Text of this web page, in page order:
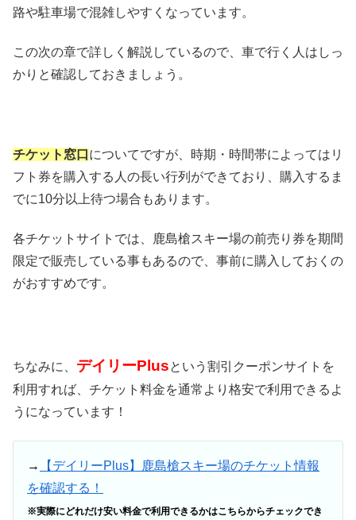
路や駐車場で混雑しやすくなっています。
この次の章で詳しく解説しているので、車で行く人はしっ
かりと確認しておきましょう。
チケット窓口 についてですが、時期・時間帯によってはリ
フト券を購入する人の長い行列ができており、購入するま
でに10分以上待つ場合もあります。
各チケットサイトでは、鹿島槍スキー場の前売り券を期間
限定で販売している事もあるので、事前に購入しておくの
がおすすめです。
ちなみに、 デイリーPlusという割引クーポンサイトを
利用すれば、チケット料金を通常より格安で利用できるよ
うになっています！
→
【デイリーPlus】鹿島槍スキー場のチケット情報
を確認する！
※実際にどれだけ安い料金で利用できるかはこちらからチェックでき